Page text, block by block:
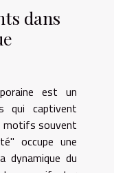
dans
est un
qui captivent
motifs souvent
occupe une
dynamique du